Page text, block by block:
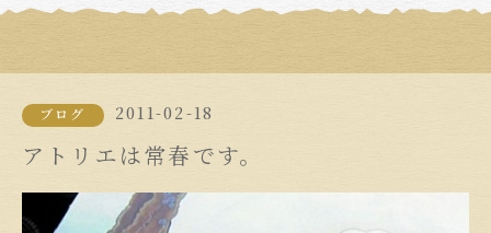
ブログ 2011-02-18
アトリエは常春です。